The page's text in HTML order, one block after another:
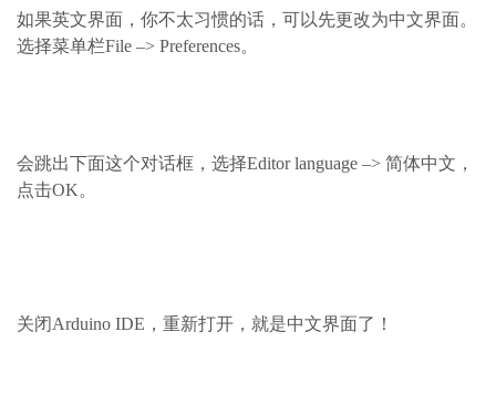
如果英文界面，你不太习惯的话，可以先更改为中文界面。
选择菜单栏File –> Preferences。
会跳出下面这个对话框，选择Editor language –> 简体中文，
点击OK。
关闭Arduino IDE，重新打开，就是中文界面了！